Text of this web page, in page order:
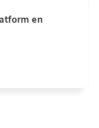
en